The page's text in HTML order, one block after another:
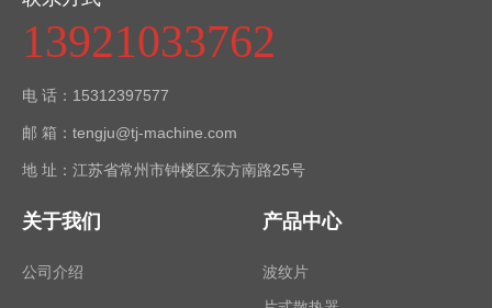
13921033762
电 话：15312397577
邮 箱：tengju@tj-machine.com
地 址：江苏省常州市钟楼区东方南路25号
关于我们
公司介绍
产品中心
波纹片